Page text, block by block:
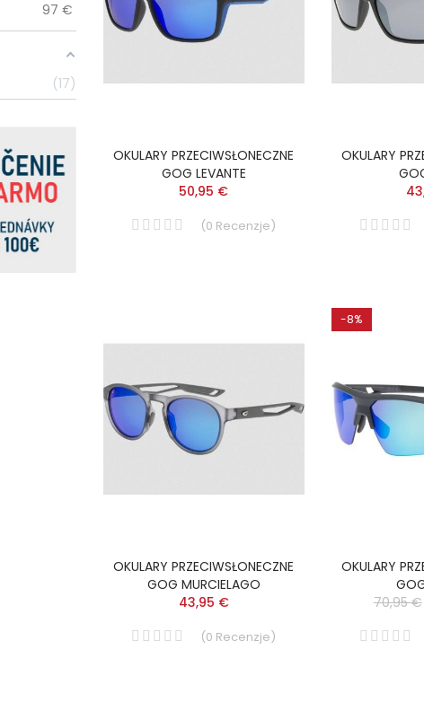
OKULARY PRZECIWSŁONECZNE
GOG LEVANTE
50,95 €
(0 Recenzje)
OKULARY
OKULARY PRZECIWSŁONECZNE
GOG MURCIELAGO
43,95 €
(0 Recenzje)
-8%
OKULARY
70,95 €
97 €
17